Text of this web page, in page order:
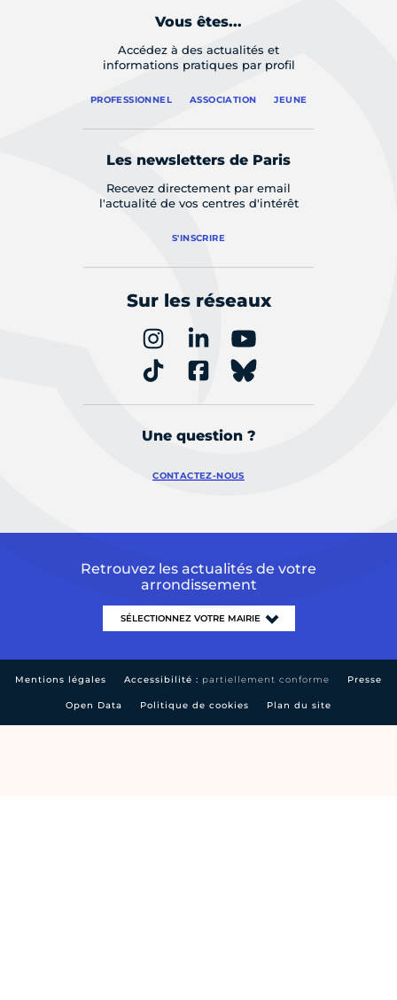
Vous êtes...
Accédez à des actualités et
informations pratiques par profil
PROFESSIONNEL ASSOCIATION JEUNE
Les newsletters de Paris
Recevez directement par email
l'actualité de vos centres d'intérêt
S'INSCRIRE
Sur les réseaux
Une question ?
CONTACTEZ-NOUS
Retrouvez les actualités de votre
arrondissement
Mentions légales Accessibilité : partiellement conforme Presse
Open Data Politique de cookies Plan du site